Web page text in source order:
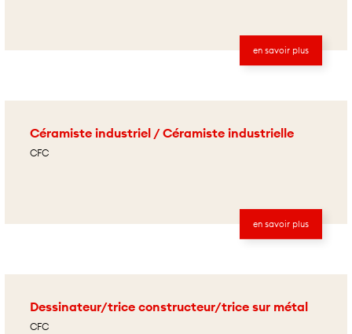
en savoir plus
Céramiste industriel / Céramiste industrielle
CFC
en savoir plus
Dessinateur/trice constructeur/trice sur métal
CFC